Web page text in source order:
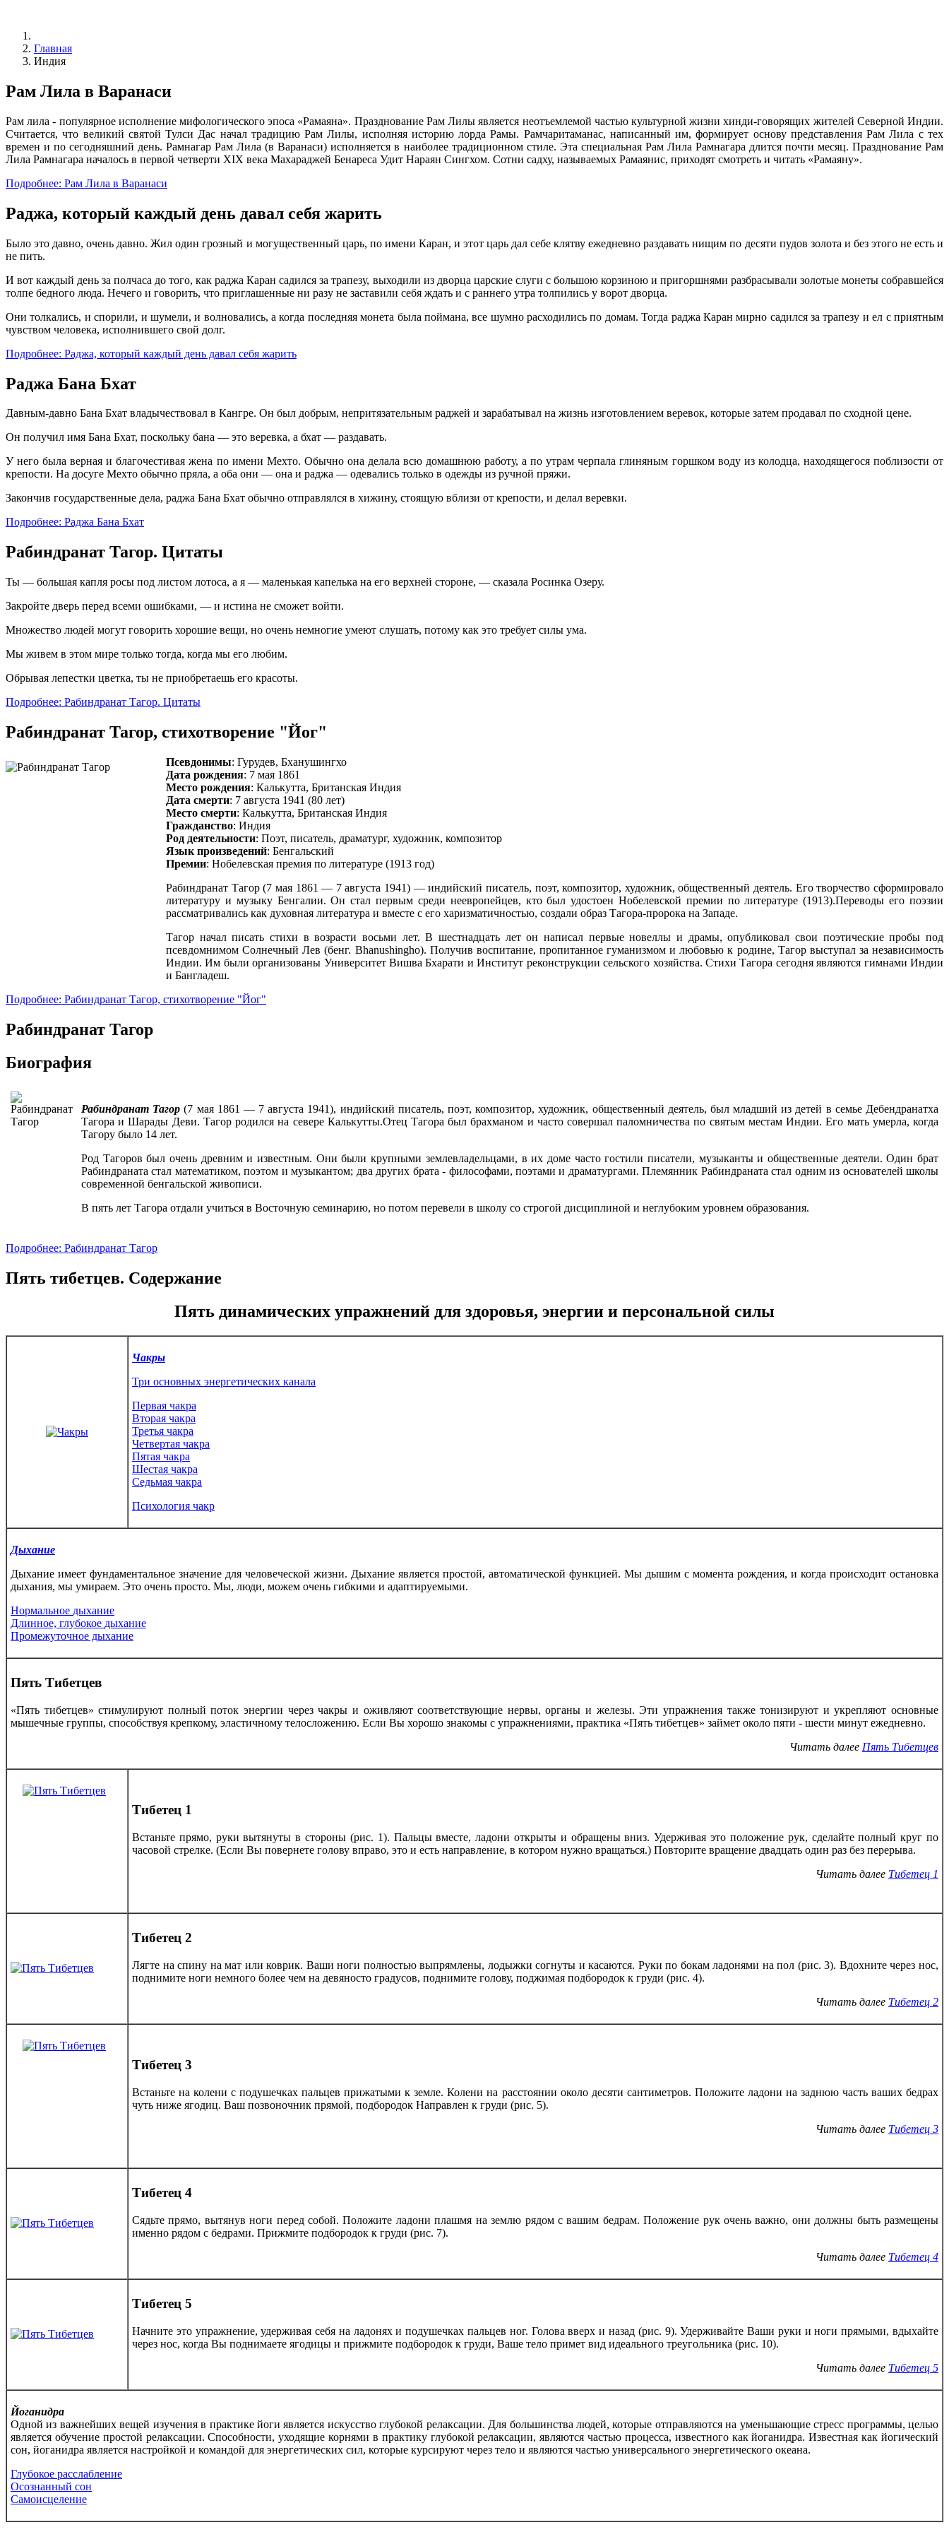
Главная
Индия
Рам Лила в Варанаси
Рам лила - популярное исполнение мифологического эпоса «Рамаяна». Празднование Рам Лилы является неотъемлемой частью культурной жизни хинди-говорящих жителей Северной Индии.
Считается, что великий святой Тулси Дас начал традицию Рам Лилы, исполняя историю лорда Рамы. Рамчаритаманас, написанный им, формирует основу представления Рам Лила с тех
времен и по сегодняшний день. Рамнагар Рам Лила (в Варанаси) исполняется в наиболее традиционном стиле. Эта специальная Рам Лила Рамнагара длится почти месяц. Празднование Рам
Лила Рамнагара началось в первой четверти XIX века Махараджей Бенареса Удит Нараян Сингхом. Сотни садху, называемых Рамаянис, приходят смотреть и читать «Рамаяну».
Подробнее: Рам Лила в Варанаси
Раджа, который каждый день давал себя жарить
Было это давно, очень давно. Жил один грозный и могущественный царь, по имени Каран, и этот царь дал себе клятву ежедневно раздавать нищим по десяти пудов золота и без этого не есть и
не пить.
И вот каждый день за полчаса до того, как раджа Каран садился за трапезу, выходили из дворца царские слуги с большою корзиною и пригоршнями разбрасывали золотые монеты собравшейся
толпе бедного люда. Нечего и говорить, что приглашенные ни разу не заставили себя ждать и с раннего утра толпились у ворот дворца.
Они толкались, и спорили, и шумели, и волновались, а когда последняя монета была поймана, все шумно расходились по домам. Тогда раджа Каран мирно садился за трапезу и ел с приятным
чувством человека, исполнившего свой долг.
Подробнее: Раджа, который каждый день давал себя жарить
Раджа Бана Бхат
Давным-давно Бана Бхат владычествовал в Кангре. Он был добрым, непритязательным раджей и зарабатывал на жизнь изготовлением веревок, которые затем продавал по сходной цене.
Он получил имя Бана Бхат, поскольку бана — это веревка, а бхат — раздавать.
У него была верная и благочестивая жена по имени Мехто. Обычно она делала всю домашнюю работу, а по утрам черпала глиняным горшком воду из колодца, находящегося поблизости от
крепости. На досуге Мехто обычно пряла, а оба они — она и раджа — одевались только в одежды из ручной пряжи.
Закончив государственные дела, раджа Бана Бхат обычно отправлялся в хижину, стоящую вблизи от крепости, и делал веревки.
Подробнее: Раджа Бана Бхат
Рабиндранат Тагор. Цитаты
Ты — большая капля росы под листом лотоса, а я — маленькая капелька на его верхней стороне, — сказала Росинка Озеру.
Закройте дверь перед всеми ошибками, — и истина не сможет войти.
Множество людей могут говорить хорошие вещи, но очень немногие умеют слушать, потому как это требует силы ума.
Мы живем в этом мире только тогда, когда мы его любим.
Обрывая лепестки цветка, ты не приобретаешь его красоты.
Подробнее: Рабиндранат Тагор. Цитаты
Рабиндранат Тагор, стихотворение "Йог"
Псевдонимы: Гурудев, Бханушингхо
Дата рождения: 7 мая 1861
Место рождения: Калькутта, Британская Индия
Дата смерти: 7 августа 1941 (80 лет)
Место смерти: Калькутта, Британская Индия
Гражданство: Индия
Род деятельности: Поэт, писатель, драматург, художник, композитор
Язык произведений: Бенгальский
Премии: Нобелевская премия по литературе (1913 год)
Рабиндранат Тагор (7 мая 1861 — 7 августа 1941) — индийский писатель, поэт, композитор, художник, общественный деятель. Его творчество сформировало
литературу и музыку Бенгалии. Он стал первым среди неевропейцев, кто был удостоен Нобелевской премии по литературе (1913).Переводы его поэзии
рассматривались как духовная литература и вместе с его харизматичностью, создали образ Тагора-пророка на Западе.
Тагор начал писать стихи в возрасти восьми лет. В шестнадцать лет он написал первые новеллы и драмы, опубликовал свои поэтические пробы под
псевдомнимом Солнечный Лев (бенг. Bhanushingho). Получив воспитание, пропитанное гуманизмом и любовью к родине, Тагор выступал за независимость
Индии. Им были организованы Университет Вишва Бхарати и Институт реконструкции сельского хозяйства. Стихи Тагора сегодня являются гимнами Индии
и Бангладеш.
Подробнее: Рабиндранат Тагор, стихотворение "Йог"
Рабиндранат Тагор
Биография
Рабиндранат Тагор (7 мая 1861 — 7 августа 1941), индийский писатель, поэт, композитор, художник, общественный деятель, был младший из детей в семье Дебендранатха
Тагора и Шарады Деви. Тагор родился на севере Калькутты.Отец Тагора был брахманом и часто совершал паломничества по святым местам Индии. Его мать умерла, когда
Тагору было 14 лет.
Род Тагоров был очень древним и известным. Они были крупными землевладельцами, в их доме часто гостили писатели, музыканты и общественные деятели. Один брат
Рабиндраната стал математиком, поэтом и музыкантом; два других брата - философами, поэтами и драматургами. Племянник Рабиндраната стал одним из основателей школы
современной бенгальской живописи.
В пять лет Тагора отдали учиться в Восточную семинарию, но потом перевели в школу со строгой дисциплиной и неглубоким уровнем образования.
Подробнее: Рабиндранат Тагор
Пять тибетцев. Содержание
Пять динамических упражнений для здоровья, энергии и персональной силы
Чакры
Три основных энергетических канала
Первая чакра
Вторая чакра
Третья чакра
Четвертая чакра
Пятая чакра
Шестая чакра
Седьмая чакра
Психология чакр
Дыхание
Дыхание имеет фундаментальное значение для человеческой жизни. Дыхание является простой, автоматической функцией. Мы дышим с момента рождения, и когда происходит остановка
дыхания, мы умираем. Это очень просто. Мы, люди, можем очень гибкими и адаптируемыми.
Нормальное дыхание
Длинное, глубокое дыхание
Промежуточное дыхание
Пять Тибетцев
«Пять тибетцев» стимулируют полный поток энергии через чакры и оживляют соответствующие нервы, органы и железы. Эти упражнения также тонизируют и укрепляют основные
мышечные группы, способствуя крепкому, эластичному телосложению. Если Вы хорошо знакомы с упражнениями, практика «Пять тибетцев» займет около пяти - шести минут ежедневно.
Читать далее Пять Тибетцев
Тибетец 1
Встаньте прямо, руки вытянуты в стороны (рис. 1). Пальцы вместе, ладони открыты и обращены вниз. Удерживая это положение рук, сделайте полный круг по
часовой стрелке. (Если Вы повернете голову вправо, это и есть направление, в котором нужно вращаться.) Повторите вращение двадцать один раз без перерыва.
Читать далее Тибетец 1
Тибетец 2
Лягте на спину на мат или коврик. Ваши ноги полностью выпрямлены, лодыжки согнуты и касаются. Руки по бокам ладонями на пол (рис. 3). Вдохните через нос,
поднимите ноги немного более чем на девяносто градусов, поднимите голову, поджимая подбородок к груди (рис. 4).
Читать далее Тибетец 2
Тибетец 3
Встаньте на колени с подушечках пальцев прижатыми к земле. Колени на расстоянии около десяти сантиметров. Положите ладони на заднюю часть ваших бедрах
чуть ниже ягодиц. Ваш позвоночник прямой, подбородок Направлен к груди (рис. 5).
Читать далее Тибетец 3
Тибетец 4
Сядьте прямо, вытянув ноги перед собой. Положите ладони плашмя на землю рядом с вашим бедрам. Положение рук очень важно, они должны быть размещены
именно рядом с бедрами. Прижмите подбородок к груди (рис. 7).
Читать далее Тибетец 4
Тибетец 5
Начните это упражнение, удерживая себя на ладонях и подушечках пальцев ног. Голова вверх и назад (рис. 9). Удерживайте Ваши руки и ноги прямыми, вдыхайте
через нос, когда Вы поднимаете ягодицы и прижмите подбородок к груди, Ваше тело примет вид идеального треугольника (рис. 10).
Читать далее Тибетец 5
Йоганидра
Одной из важнейших вещей изучения в практике йоги является искусство глубокой релаксации. Для большинства людей, которые отправляются на уменьшающие стресс программы, целью
является обучение простой релаксации. Способности, уходящие корнями в практику глубокой релаксации, являются частью процесса, известного как йоганидра. Известная как йогический
сон, йоганидра является настройкой и командой для энергетических сил, которые курсируют через тело и являются частью универсального энергетического океана.
Глубокое расслабление
Осознанный сон
Самоисцеление